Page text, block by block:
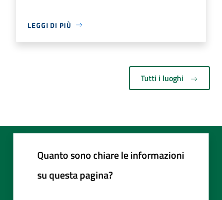
LEGGI DI PIÙ
Tutti i luoghi
Quanto sono chiare le informazioni
su questa pagina?